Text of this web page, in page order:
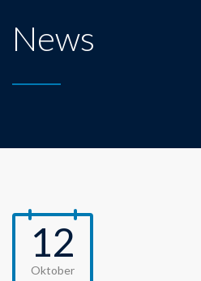
News
12
Oktober